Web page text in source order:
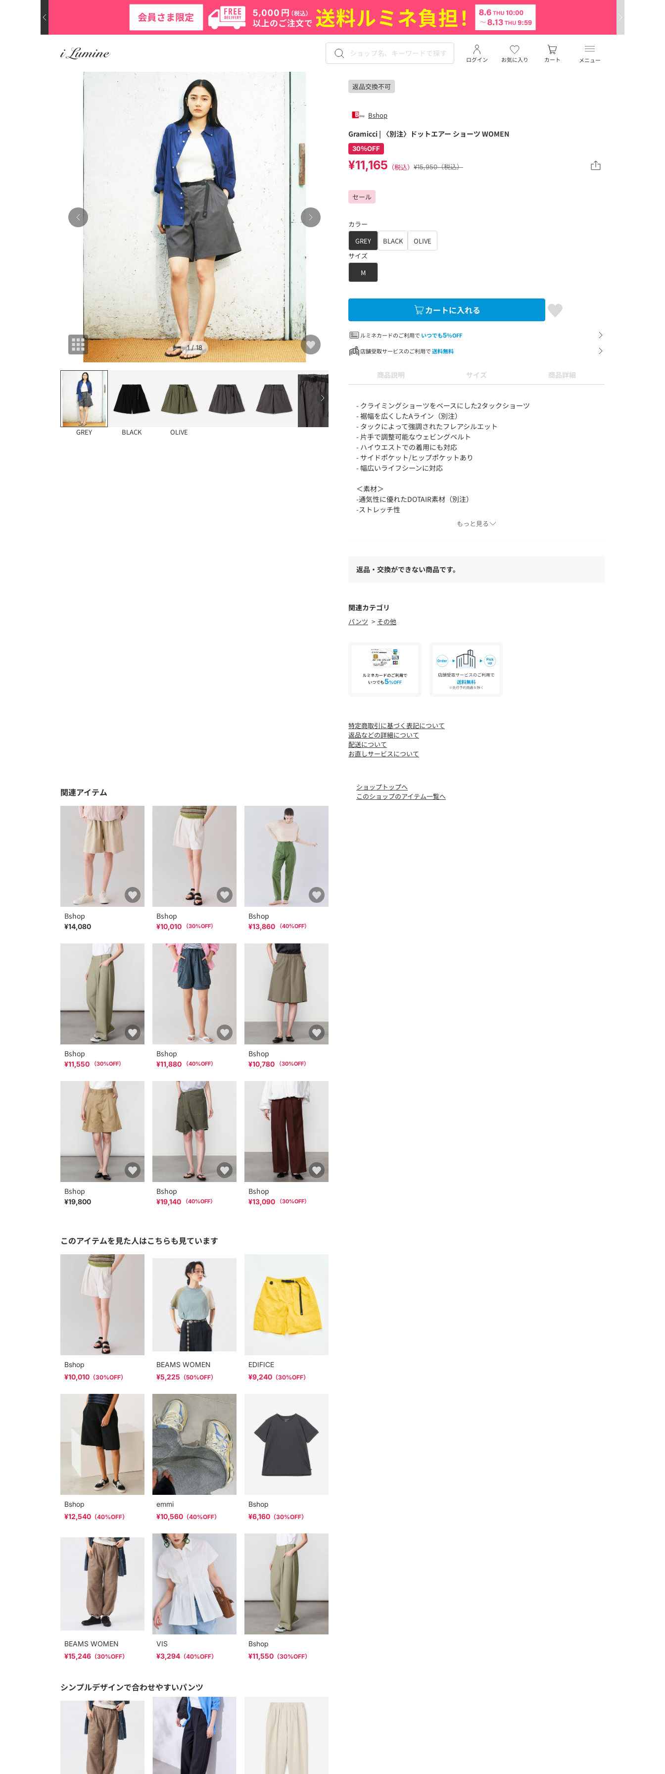
メニュー
お気に入り
ログイン カート
返品交換不可
1/ 18
GREY BLACK OLIVE
Bshop
Gramicci | 〈別注〉ドットエアー ショーツ WOMEN
30％OFF
¥11,165 （税込） ¥15,950（税込）
セール
カラー
GREY
BLACK
OLIVE
サイズ
M
カートに入れる
ルミネカードのご利用で いつでも5%OFF
店舗受取サービスのご利用で送料無料
商品説明 サイズ 商品詳細
- クライミングショーツをベースにした2タックショーツ
- 裾幅を広くしたAライン（別注）
- タックによって強調されたフレアシルエット
- 片手で調整可能なウェビングベルト
- ハイウエストでの着用にも対応
- サイドポケット/ヒップポケットあり
- 幅広いライフシーンに対応
＜素材＞
-通気性に優れたDOTAIR素材（別注）
-ストレッチ性
実際の色味と異なって見える場合がございます。商品の色味は商品単体で撮
メーカー品番：GLP6-S2041
Gramicci | グラミチ
立。当時のクライミングウエアでは満足できず、独自の手法で機能性に富ん
だウエアを開発し、その画期的なディテールはクライミングパンツにおける
ひとつの完成形として確立されている。
もっと見る
返品・交換ができない商品です。
関連カテゴリ
パンツ その他
特定商取引に基づく表記について
返品などの詳細について
配送について
お直しサービスについて
関連アイテム
Bshop
¥14,080
Bshop
¥10,010 （30%OFF）
Bshop
¥13,860 （40%OFF）
Bshop
¥11,550 （30%OFF）
Bshop
¥11,880 （40%OFF）
Bshop
¥10,780 （30%OFF）
Bshop
¥19,800
Bshop
¥19,140 （40%OFF）
Bshop
¥13,090 （30%OFF）
ショップトップへ
このショップのアイテム一覧へ